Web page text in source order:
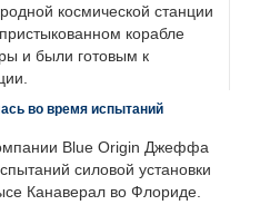
космической станции
корабле
и были готовым к
во время испытаний
Blue Origin Джеффа
силовой установки
Канаверал во Флориде.